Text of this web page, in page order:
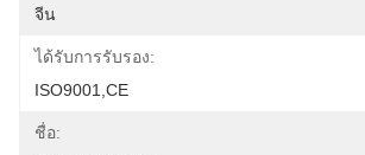
จีน
ได้รับการรับรอง:
ISO9001,CE
ชื่อ: